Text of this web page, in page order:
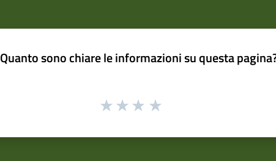
Quanto sono chiare le informazioni su questa